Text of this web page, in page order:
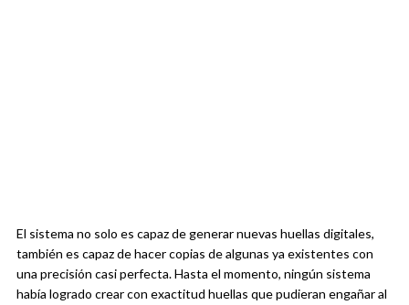
El sistema no solo es capaz de generar nuevas huellas digitales,
también es capaz de hacer copias de algunas ya existentes con
una precisión casi perfecta. Hasta el momento, ningún sistema
había logrado crear con exactitud huellas que pudieran engañar al